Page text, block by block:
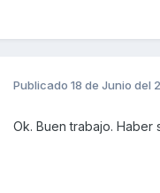
Publicado 18 de Junio del
Ok. Buen trabajo. Haber